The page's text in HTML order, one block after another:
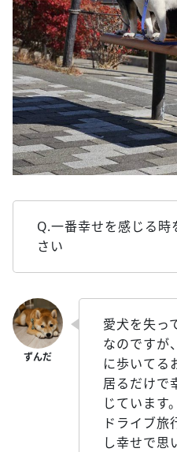
Q.一番幸せを感じる時
さい
愛犬を失っ
なのですが
に歩いてる
居るだけで
じています
ドライブ旅
し幸せで思